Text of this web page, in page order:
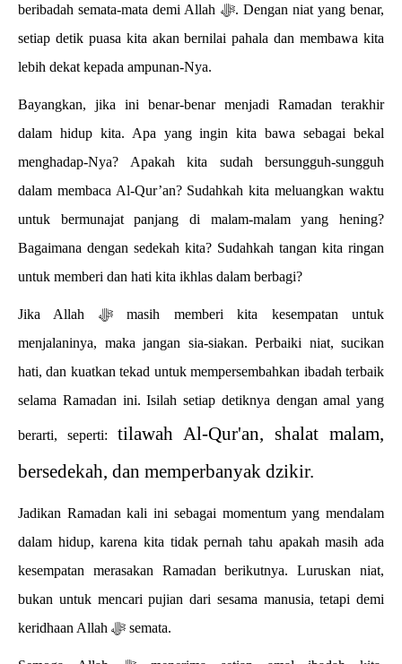
beribadah semata-mata demi Allah ﷻ. Dengan niat yang benar,
setiap detik puasa kita akan bernilai pahala dan membawa kita
lebih dekat kepada ampunan-Nya.
Bayangkan, jika ini benar-benar menjadi Ramadan terakhir
dalam hidup kita. Apa yang ingin kita bawa sebagai bekal
menghadap-Nya? Apakah kita sudah bersungguh-sungguh
dalam membaca Al-Qur’an? Sudahkah kita meluangkan waktu
untuk bermunajat panjang di malam-malam yang hening?
Bagaimana dengan sedekah kita? Sudahkah tangan kita ringan
untuk memberi dan hati kita ikhlas dalam berbagi?
Jika Allah ﷻ masih memberi kita kesempatan untuk
menjalaninya, maka jangan sia-siakan. Perbaiki niat, sucikan
hati, dan kuatkan tekad untuk mempersembahkan ibadah terbaik
selama Ramadan ini. Isilah setiap detiknya dengan amal yang
berarti, seperti: tilawah Al-Qur'an, shalat malam,
bersedekah, dan memperbanyak dzikir.
Jadikan Ramadan kali ini sebagai momentum yang mendalam
dalam hidup, karena kita tidak pernah tahu apakah masih ada
kesempatan merasakan Ramadan berikutnya. Luruskan niat,
bukan untuk mencari pujian dari sesama manusia, tetapi demi
keridhaan Allah ﷻ semata.